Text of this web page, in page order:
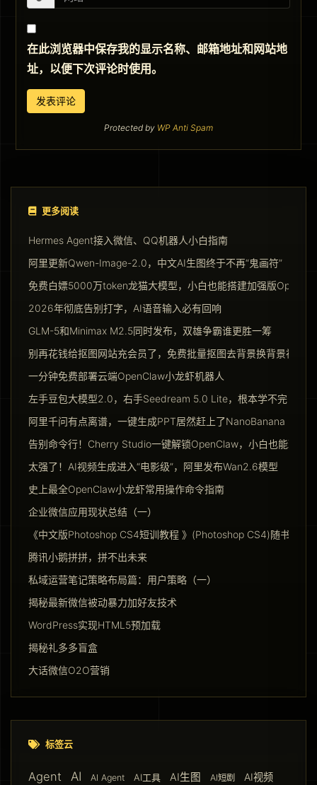
在此浏览器中保存我的显示名称、邮箱地址和网站地
址，以便下次评论时使用。
Protected by WP Anti Spam
更多阅读
Hermes Agent接入微信、QQ机器人小白指南
阿里更新Qwen-Image-2.0，中文AI生图终于不再“鬼画符”
免费白嫖5000万token龙猫大模型，小白也能搭建加强版
2026年彻底告别打字，AI语音输入必有回响
GLM-5和Minimax M2.5同时发布，双雄争霸谁更胜一筹
别再花钱给抠图网站充会员了，免费批量抠图去背景换背景神器
一分钟免费部署云端OpenClaw小龙虾机器人
左手豆包大模型2.0，右手Seedream 5.0 Lite，根本学不完
阿里千问有点离谱，一键生成PPT居然赶上了NanoBanana Pro
告别命令行！Cherry Studio一键解锁OpenClaw，小白也能玩转
太强了！AI视频生成进入“电影级”，阿里发布Wan2.6模型
史上最全OpenClaw小龙虾常用操作命令指南
企业微信应用现状总结（一）
《中文版Photoshop CS4短训教程 》(Photoshop CS4)随书光盘
腾讯小鹅拼拼，拼不出未来
私域运营笔记策略布局篇：用户策略（一）
揭秘最新微信被动暴力加好友技术
WordPress实现HTML5预加载
揭秘礼多多盲盒
大话微信O2O营销
标签云
Agent AI AI Agent AI工具 AI生图 AI短剧 AI视频